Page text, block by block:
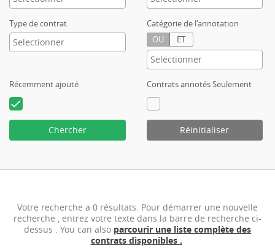
Type de contrat
Catégorie de l'annotation
OU
ET
Récemment ajouté Contrats annotés Seulement
Chercher Réinitialiser
Votre recherche a 0 résultats. Pour démarrer une nouvelle
recherche , entrez votre texte dans la barre de recherche ci-
dessus . You can also parcourir une liste complète des
contrats disponibles .